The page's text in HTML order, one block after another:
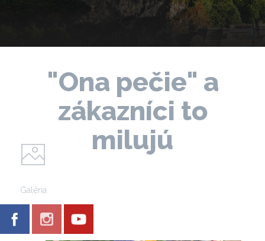
"Ona pečie" a
zákazníci to
milujú
Galéria